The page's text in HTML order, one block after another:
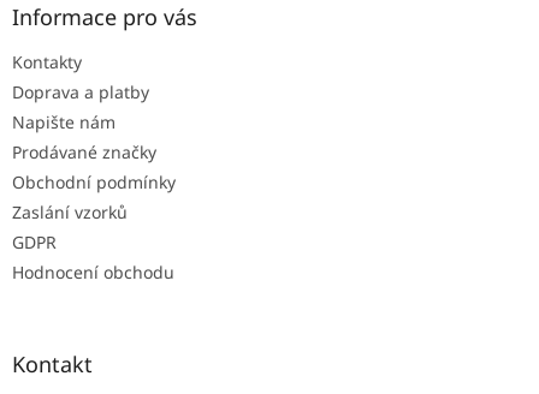
Informace pro vás
Kontakty
Doprava a platby
Napište nám
Prodávané značky
Obchodní podmínky
Zaslání vzorků
GDPR
Hodnocení obchodu
Kontakt